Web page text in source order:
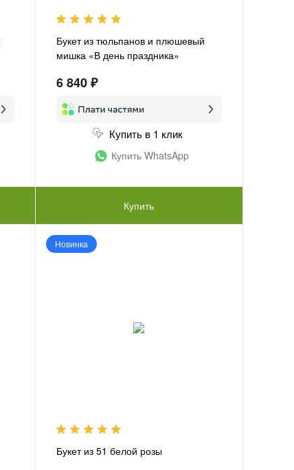
Букет из тюльпанов и плюшевый
мишка «В день праздника»
6 840 ₽
Купить в 1 клик
Купить WhatsApp
Купить
Новинка
Букет из 51 белой розы